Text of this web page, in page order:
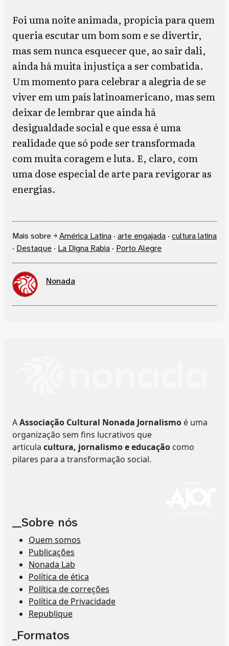
Foi uma noite animada, propícia para quem
queria escutar um bom som e se divertir,
mas sem nunca esquecer que, ao sair dali,
ainda há muita injustiça a ser combatida.
Um momento para celebrar a alegria de se
viver em um país latinoamericano, mas sem
deixar de lembrar que ainda há
desigualdade social e que essa é uma
realidade que só pode ser transformada
com muita coragem e luta. E, claro, com
uma dose especial de arte para revigorar as
energias.
Mais sobre ￫América Latina · arte engajada · cultura latina
· Destaque · La Digna Rabia · Porto Alegre
Nonada
AAssociação Cultural Nonada Jornalismo é uma
organização sem fins lucrativos que
articula cultura, jornalismo e educação como
pilares para a transformação social.
__Sobre nós
Quem somos
Publicações
Nonada Lab
Política de ética
Política de correções
Política de Privacidade
Republique
_Formatos